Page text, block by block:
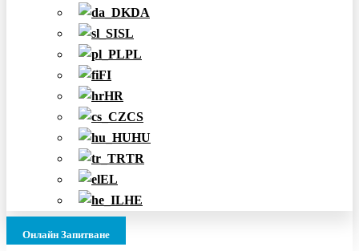
DA
SL
PL
FI
HR
CS
HU
TR
EL
HE
Онлайн Запитване